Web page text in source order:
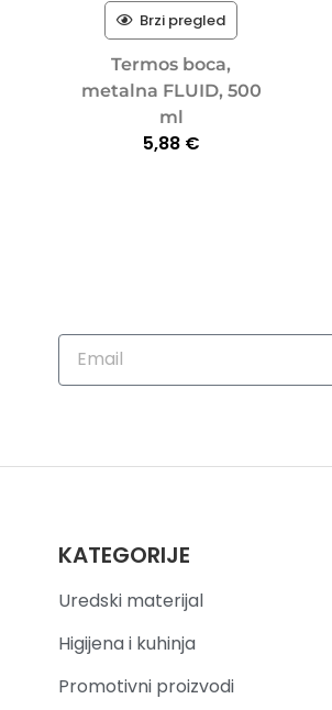
Brzi pregled
Termos boca,
metalna FLUID, 500
ml
5,88 €
KATEGORIJE
Uredski materijal
Higijena i kuhinja
Promotivni proizvodi